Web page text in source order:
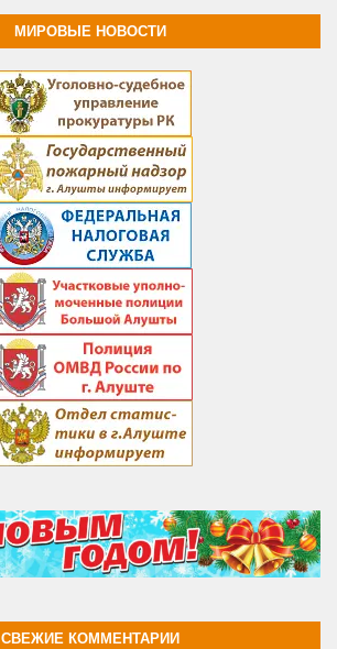
МИРОВЫЕ НОВОСТИ
СВЕЖИЕ КОММЕНТАРИИ